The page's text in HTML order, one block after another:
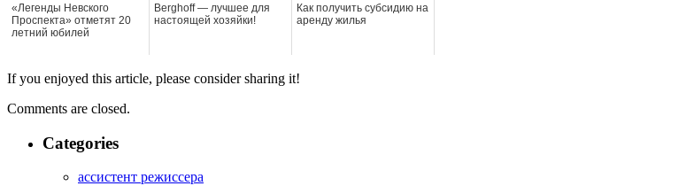
«Легенды Невского
Проспекта» отметят 20
летний юбилей
Berghoff — лучшее для
настоящей хозяйки!
Как получить субсидию на
аренду жилья
If you enjoyed this article, please consider sharing it!
Comments are closed.
Categories
ассистент режиссера